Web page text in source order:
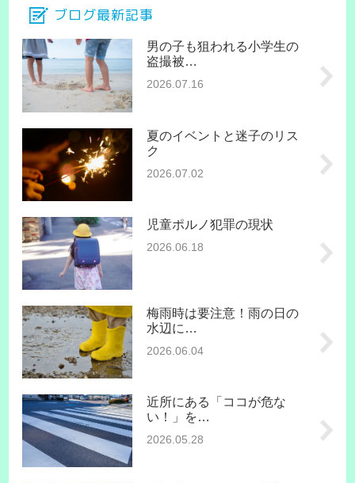
ブログ最新記事
男の子も狙われる小学生の
盗撮被…
2026.07.16
夏のイベントと迷子のリス
ク
2026.07.02
児童ポルノ犯罪の現状
2026.06.18
梅雨時は要注意！雨の日の
水辺に…
2026.06.04
近所にある「ココが危な
い！」を…
2026.05.28